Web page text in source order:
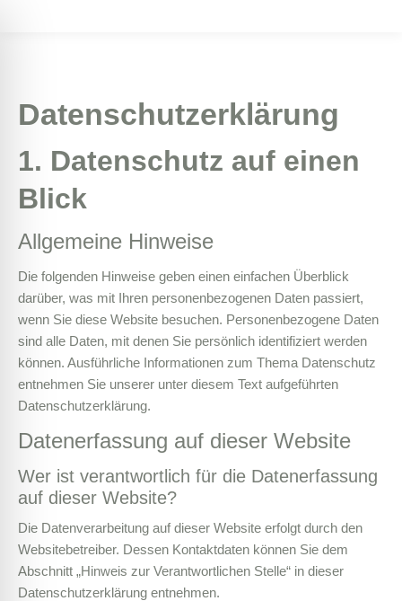
Datenschutz­erklärung
1. Datenschutz auf einen
Blick
Allgemeine Hinweise
Die folgenden Hinweise geben einen einfachen Überblick
darüber, was mit Ihren personenbezogenen Daten passiert,
wenn Sie diese Website besuchen. Personenbezogene Daten
sind alle Daten, mit denen Sie persönlich identifiziert werden
können. Ausführliche Informationen zum Thema Datenschutz
entnehmen Sie unserer unter diesem Text aufgeführten
Datenschutzerklärung.
Datenerfassung auf dieser Website
Wer ist verantwortlich für die Datenerfassung
auf dieser Website?
Die Datenverarbeitung auf dieser Website erfolgt durch den
Websitebetreiber. Dessen Kontaktdaten können Sie dem
Abschnitt „Hinweis zur Verantwortlichen Stelle“ in dieser
Datenschutzerklärung entnehmen.